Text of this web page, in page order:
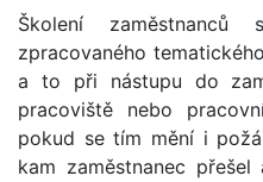
Školení
zpracovaného
a to při nástupu do
pracoviště nebo
pokud se tím mění i
kam zaměstnanec